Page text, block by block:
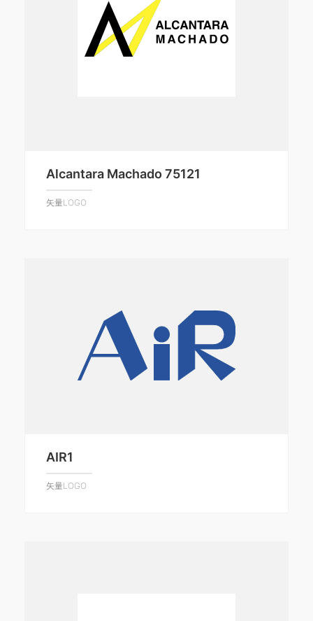
Alcantara Machado 75121
矢量LOGO
AIR1
矢量LOGO